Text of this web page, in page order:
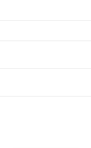
第2條第5款之規定，「